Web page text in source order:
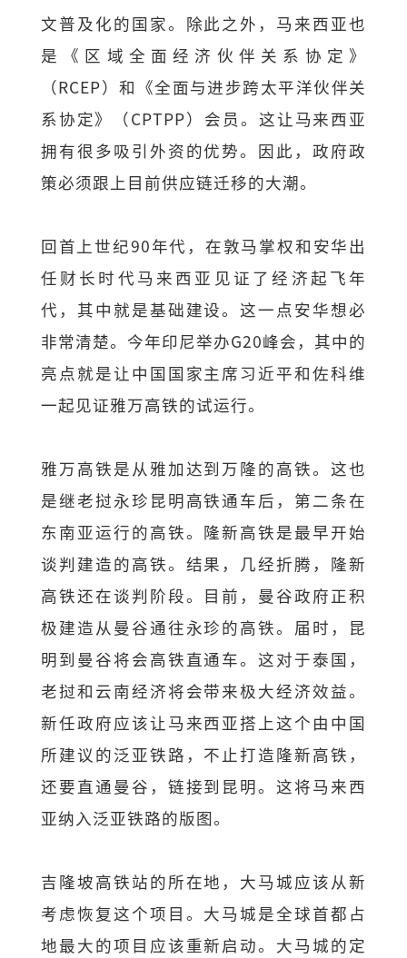
文普及化的国家。除此之外，马来西亚也
是《区域全面经济伙伴关系协定》
（RCEP）和《全面与进步跨太平洋伙伴关
系协定》（CPTPP）会员。这让马来西亚
拥有很多吸引外资的优势。因此，政府政
策必须跟上目前供应链迁移的大潮。
回首上世纪90年代，在敦马掌权和安华出
任财长时代马来西亚见证了经济起飞年
代，其中就是基础建设。这一点安华想必
非常清楚。今年印尼举办G20峰会，其中的
亮点就是让中国国家主席习近平和佐科维
一起见证雅万高铁的试运行。
雅万高铁是从雅加达到万隆的高铁。这也
是继老挝永珍昆明高铁通车后，第二条在
东南亚运行的高铁。隆新高铁是最早开始
谈判建造的高铁。结果，几经折腾，隆新
高铁还在谈判阶段。目前，曼谷政府正积
极建造从曼谷通往永珍的高铁。届时，昆
明到曼谷将会高铁直通车。这对于泰国，
老挝和云南经济将会带来极大经济效益。
新任政府应该让马来西亚搭上这个由中国
所建议的泛亚铁路，不止打造隆新高铁，
还要直通曼谷，链接到昆明。这将马来西
亚纳入泛亚铁路的版图。
吉隆坡高铁站的所在地，大马城应该从新
考虑恢复这个项目。大马城是全球首都占
地最大的项目应该重新启动。大马城的定